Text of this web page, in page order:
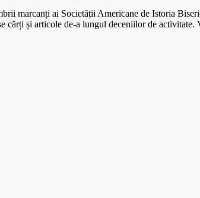
marcanți ai Societății Americane de Istoria
cărți și articole de-a lungul deceniilor de activitate.